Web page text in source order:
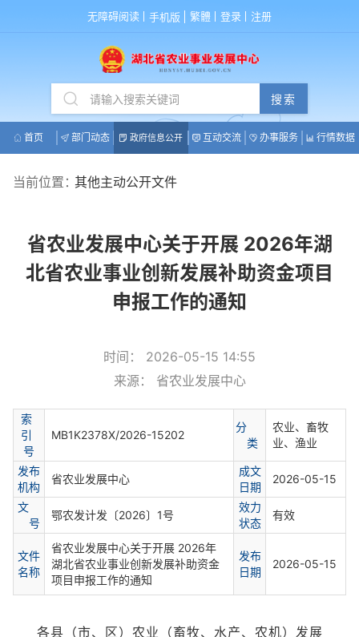
无障碍阅读 手机版 繁體 登录 注册
搜索
首页 部门动态 政府信息公开 互动交流 办事服务 行情数据
当前位置：其他主动公开文件
省农业发展中心关于开展 2026年湖
北省农业事业创新发展补助资金项目
申报工作的通知
时间： 2026-05-15 14:55
来源： 省农业发展中心
索
引
号
MB1K2378X/2026-15202
分
类
农业、畜牧
业、渔业
发布
机构
省农业发展中心
成文
日期
2026-05-15
文
号
鄂农发计发〔2026〕1号
效力
状态
有效
文件
名称
省农业发展中心关于开展 2026年
湖北省农业事业创新发展补助资金
项目申报工作的通知
发布
日期
2026-05-15
各县（市、区）农业（畜牧、水产、农机）发展